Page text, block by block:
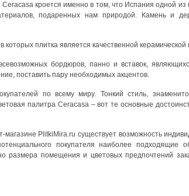
кроется именно в том, что Испания одной
подаренных нам природой. Камень и
плитка является качественной
бордюров, панно и вставок,
поставить пару необходимых акцентов.
по всему миру. Тонкий стиль,
палитра Ceracasa – вот те основные
PlitkiMira.ru существует возможность
покупателя наиболее подходящие
размера помещения и цветовых предпочтений